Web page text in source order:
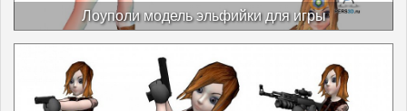
Лоуполи модель эльфийки для игры